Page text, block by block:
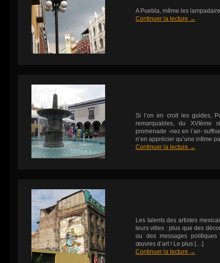
A Puebla, même les
Continuer la lecture →
Si l’on en croit les guides,
remarquables, du
promenade -nez en l’air-
n’en apprécier qu’une infime
Continuer la lecture →
Les talents des artistes
leurs villes : plus que des
ou des messages
œuvres d’art ! Le plus […]
Continuer la lecture →